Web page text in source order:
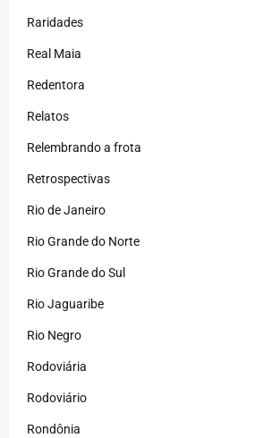
Raridades
Real Maia
Redentora
Relatos
Relembrando a frota
Retrospectivas
Rio de Janeiro
Rio Grande do Norte
Rio Grande do Sul
Rio Jaguaribe
Rio Negro
Rodoviária
Rodoviário
Rondônia